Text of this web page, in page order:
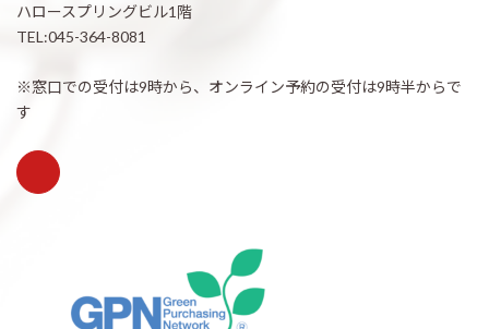
ハロースプリングビル1階
TEL:045-364-8081
※窓口での受付は9時から、オンライン予約の受付は9時半からで
す